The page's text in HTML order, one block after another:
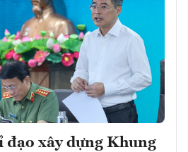
đạo xây dựng Khung